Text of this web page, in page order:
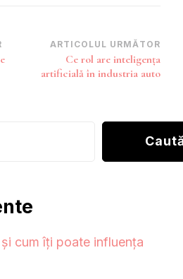
ARTICOLUL URMĂTOR
Ce rol are inteligența
artificială în industria auto
cum îți poate influența